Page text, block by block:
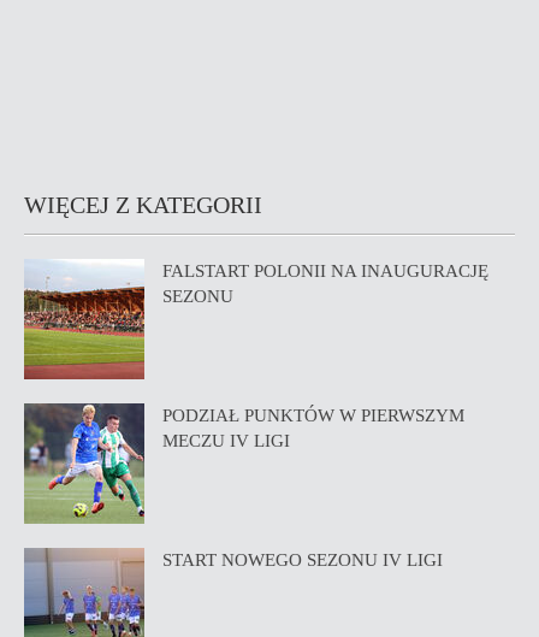
WIĘCEJ Z KATEGORII
FALSTART POLONII NA INAUGURACJĘ
SEZONU
PODZIAŁ PUNKTÓW W PIERWSZYM
MECZU IV LIGI
START NOWEGO SEZONU IV LIGI